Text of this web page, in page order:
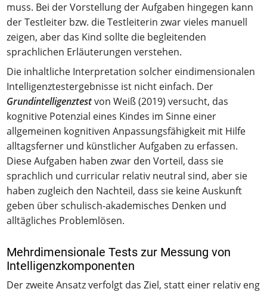
muss. Bei der Vorstellung der Aufgaben hingegen kann
der Testleiter bzw. die Testleiterin zwar vieles manuell
zeigen, aber das Kind sollte die begleitenden
sprachlichen Erläuterungen verstehen.
Die inhaltliche Interpretation solcher eindimensionalen
Intelligenztestergebnisse ist nicht einfach. Der
Grundintelligenztestvon Weiß (2019) versucht, das
kognitive Potenzial eines Kindes im Sinne einer
allgemeinen kognitiven Anpassungsfähigkeit mit Hilfe
alltagsferner und künstlicher Aufgaben zu erfassen.
Diese Aufgaben haben zwar den Vorteil, dass sie
sprachlich und curricular relativ neutral sind, aber sie
haben zugleich den Nachteil, dass sie keine Auskunft
geben über schulisch-akademisches Denken und
alltägliches Problemlösen.
Mehrdimensionale Tests zur Messung von
Intelligenzkomponenten
Der zweite Ansatz verfolgt das Ziel, statt einer relativ eng